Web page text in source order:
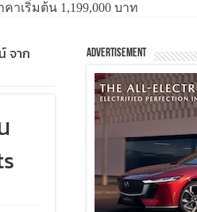
คาเริ่มต้น 1,199,000 บาท
จาก
Advertisement